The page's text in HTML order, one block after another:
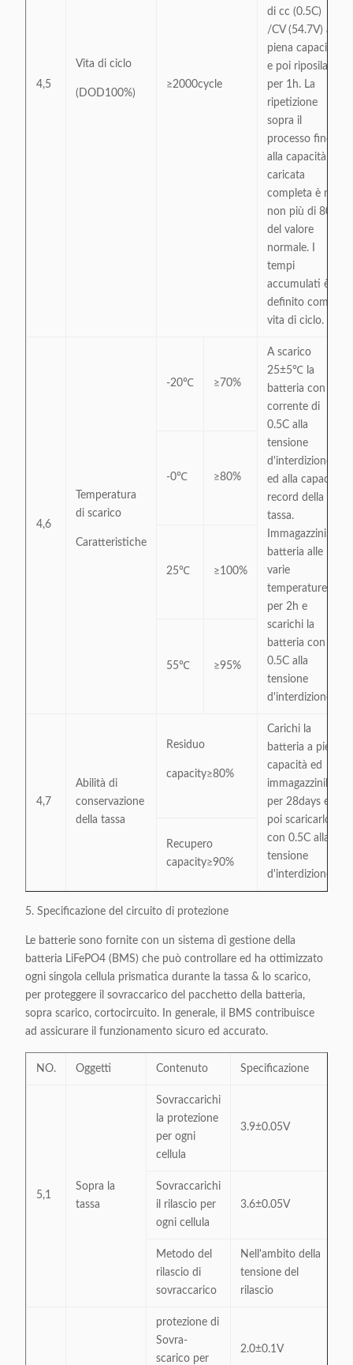
4,5
Vita di ciclo
(DOD100%)
≥2000cycle
di cc (0.5C)
/CV (54.7V) alla
piena capacità
e poi riposila
per 1h. La
ripetizione
sopra il
processo fino
alla capacità
caricata
completa è non
non più di 80%
del valore
normale. I
tempi
accumulati è
definito come
vita di ciclo.
4,6
Temperatura
di scarico
Caratteristiche
-20℃ ≥70%
A scarico
25±5℃ la
batteria con la
corrente di
0.5C alla
tensione
d'interdizione
ed alla capacità
record della
tassa.
Immagazzini la
batteria alle
varie
temperature
per 2h e
scarichi la
batteria con
0.5C alla
tensione
d'interdizione.
-0℃ ≥80%
25℃ ≥100%
55℃ ≥95%
4,7
Abilità di
conservazione
della tassa
Residuo
capacity≥80%
Carichi la
batteria a piena
capacità ed
immagazzinila
per 28days e
poi scaricarlo
con 0.5C alla
tensione
d'interdizione.
Recupero
capacity≥90%
5. Specificazione del circuito di protezione
Le batterie sono fornite con un sistema di gestione della
batteria LiFePO4 (BMS) che può controllare ed ha ottimizzato
ogni singola cellula prismatica durante la tassa & lo scarico,
per proteggere il sovraccarico del pacchetto della batteria,
sopra scarico, cortocircuito. In generale, il BMS contribuisce
ad assicurare il funzionamento sicuro ed accurato.
NO. Oggetti Contenuto Specificazione
5,1
Sopra la
tassa
Sovraccarichi
la protezione
per ogni
cellula
3.9±0.05V
Sovraccarichi
il rilascio per
ogni cellula
3.6±0.05V
Metodo del
rilascio di
sovraccarico
Nell'ambito della
tensione del
rilascio
protezione di
Sovra-
scarico per
2.0±0.1V